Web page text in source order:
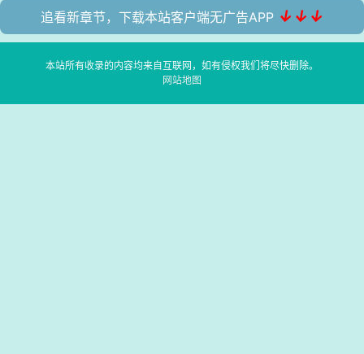
追看新章节，下载本站客户端无广告APP ↓↓↓
本站所有收录的内容均来自互联网，如有侵权我们将尽快删除。
网站地图